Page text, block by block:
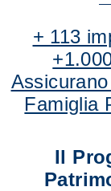
+ 113
Famiglia
Il